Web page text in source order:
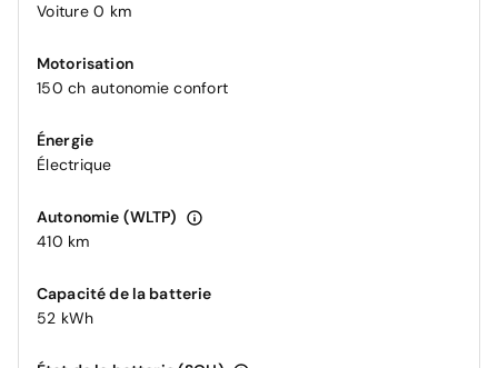
Voiture 0 km
Motorisation
150 ch autonomie confort
Énergie
Électrique
Autonomie (WLTP)
410 km
Capacité de la batterie
52 kWh